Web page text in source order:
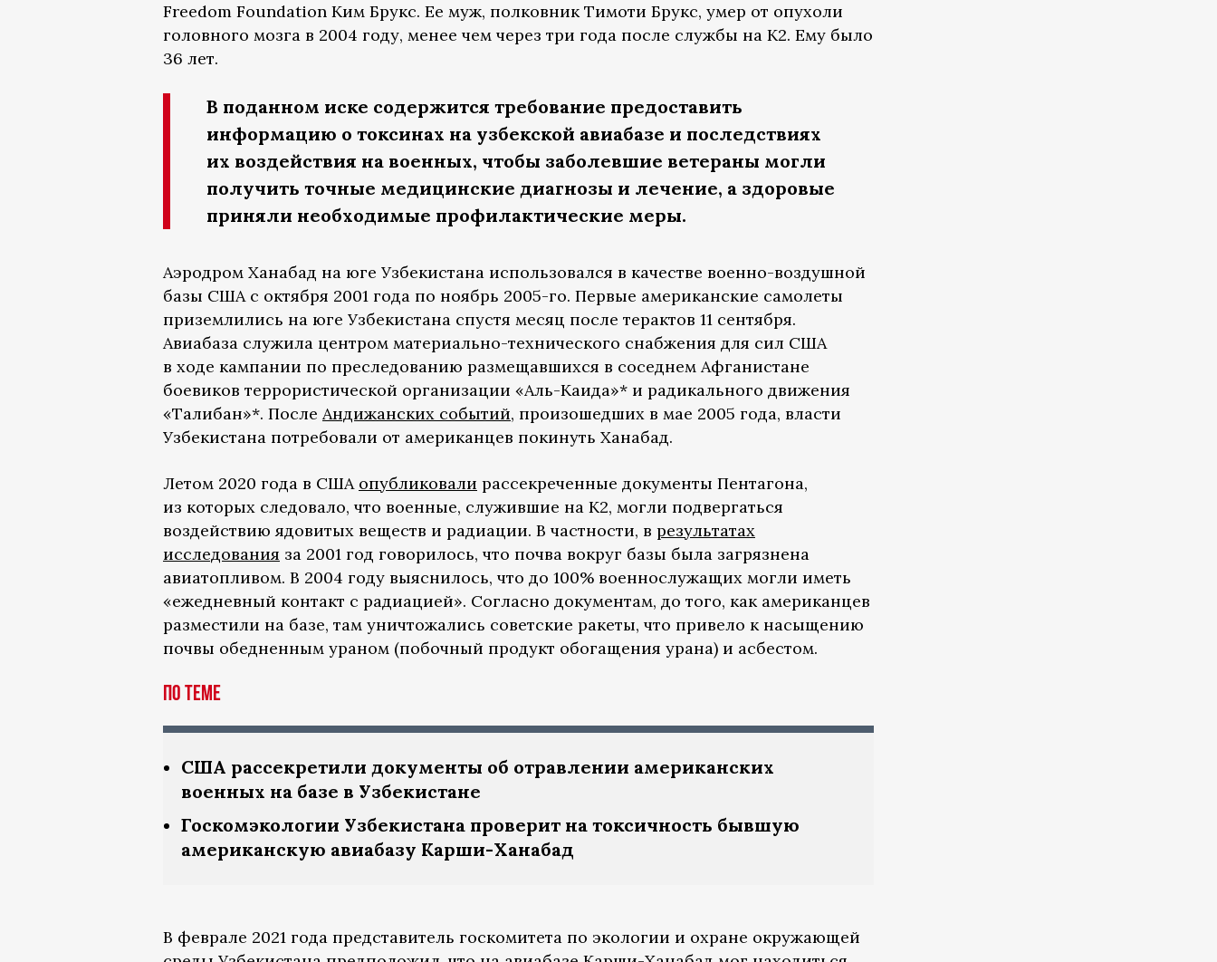
Freedom Foundation Ким Брукс. Ее муж, полковник Тимоти Брукс, умер от опухоли
головного мозга в 2004 году, менее чем через три года после службы на К2. Ему было
36 лет.
В поданном иске содержится требование предоставить
информацию о токсинах на узбекской авиабазе и последствиях
их воздействия на военных, чтобы заболевшие ветераны могли
получить точные медицинские диагнозы и лечение, а здоровые
приняли необходимые профилактические меры.
Аэродром Ханабад на юге Узбекистана использовался в качестве военно-воздушной
базы США с октября 2001 года по ноябрь 2005-го. Первые американские самолеты
приземлились на юге Узбекистана спустя месяц после терактов 11 сентября.
Авиабаза служила центром материально-технического снабжения для сил США
в ходе кампании по преследованию размещавшихся в соседнем Афганистане
боевиков террористической организации «Аль-Каида»* и радикального движения
«Талибан»*. После Андижанских событий, произошедших в мае 2005 года, власти
Узбекистана потребовали от американцев покинуть Ханабад.
Летом 2020 года в США опубликовали рассекреченные документы Пентагона,
из которых следовало, что военные, служившие на К2, могли подвергаться
воздействию ядовитых веществ и радиации. В частности, в результатах
исследования за 2001 год говорилось, что почва вокруг базы была загрязнена
авиатопливом. В 2004 году выяснилось, что до 100% военнослужащих могли иметь
«ежедневный контакт с радиацией». Согласно документам, до того, как американцев
разместили на базе, там уничтожались советские ракеты, что привело к насыщению
почвы обедненным ураном (побочный продукт обогащения урана) и асбестом.
По теме
США рассекретили документы об отравлении американских
военных на базе в Узбекистане
Госкомэкологии Узбекистана проверит на токсичность бывшую
американскую авиабазу Карши-Ханабад
В феврале 2021 года представитель госкомитета по экологии и охране окружающей